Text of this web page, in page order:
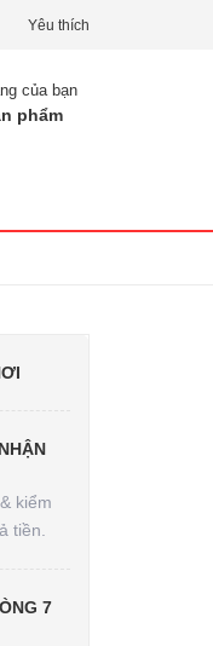
Yêu thích
của bạn
phẩm
kiểm
tiền.
7